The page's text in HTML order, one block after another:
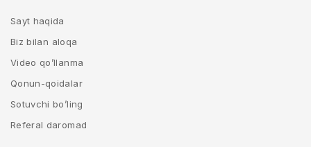
Sayt haqida
Biz bilan aloqa
Video qo’llanma
Qonun-qoidalar
Sotuvchi bo’ling
Referal daromad